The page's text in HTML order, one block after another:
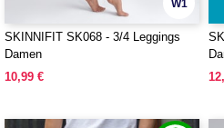
W1
SKINNIFIT SK068 - 3/4 Leggings
Damen
10,99 €